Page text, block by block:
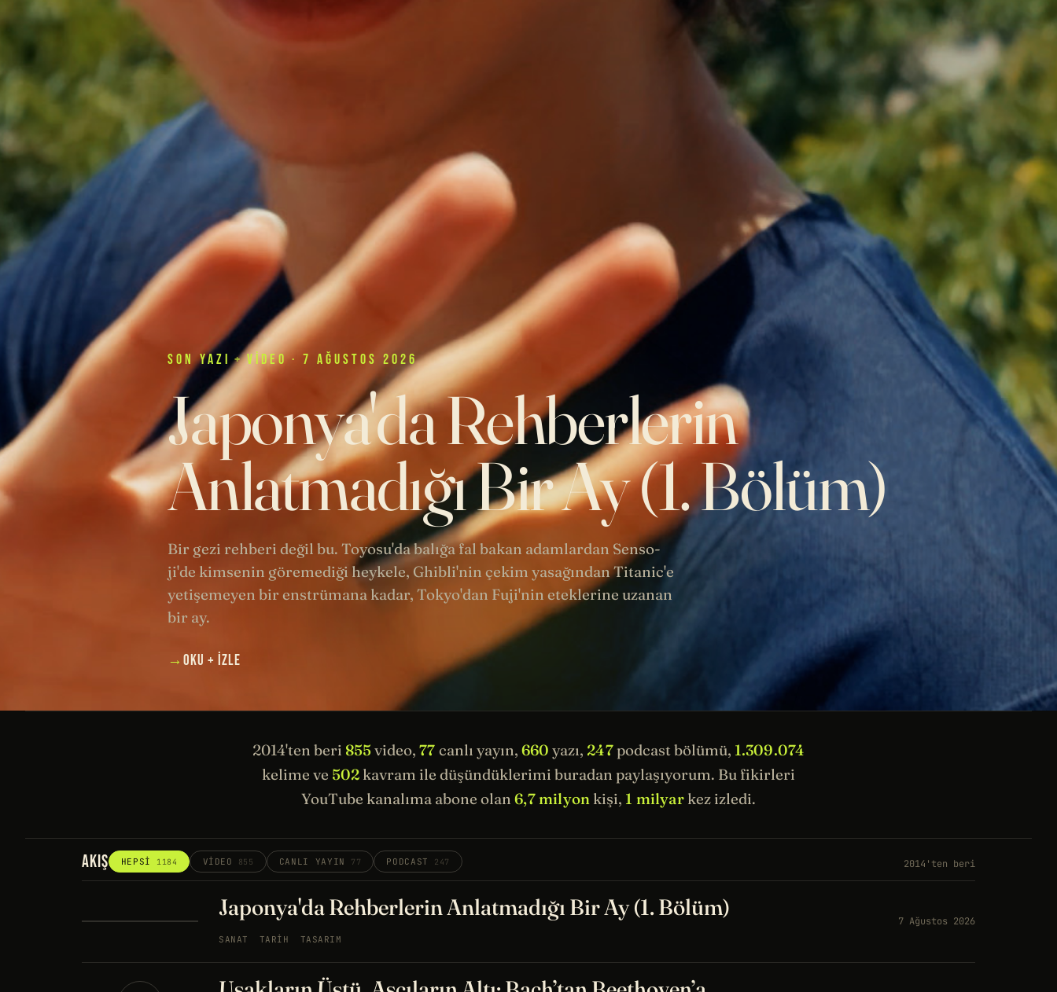
SONYAZI + VIDEO· 7 AĞUSTOS 2026
Japonya'da Rehberlerin
Anlatmadığı Bir Ay (1. Bölüm)
Bir gezi rehberi değil bu. Toyosu'da balığa fal bakan adamlardan Senso-
ji'de kimsenin göremediği heykele, Ghibli'nin çekim yasağından Titanic'e
yetişemeyen bir enstrümana kadar, Tokyo'dan Fuji'nin eteklerine uzanan
bir ay.
→ OKU + İZLE
2014'ten beri 855 video,77 canlı yayın, 660 yazı, 247podcast bölümü, 1.309.074
kelime ve 502 kavram ile düşündüklerimi buradan paylaşıyorum. Bu fikirleri
YouTube kanalıma abone olan6,7 milyon kişi, 1 milyarkez izledi.
AKIŞ HEPSI 1184 VIDEO 855 CANLI YAYIN 77 PODCAST 247 2014'ten beri
Japonya'da Rehberlerin Anlatmadığı Bir Ay (1. Bölüm)
SANAT TARIH TASARIM
7 Ağustos 2026